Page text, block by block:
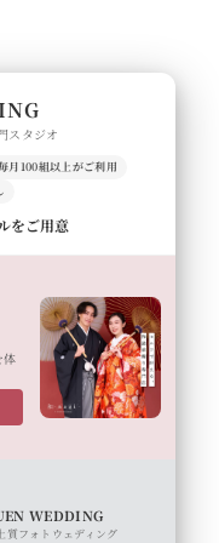
スタジオ
毎月100組以上がご利用
をご用意
体
WEDDING
質フォトウェディング